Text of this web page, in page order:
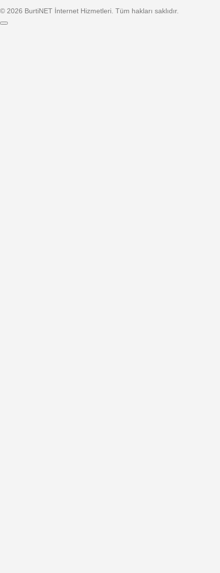
© 2026 BurtiNET İnternet Hizmetleri. Tüm hakları saklıdır.